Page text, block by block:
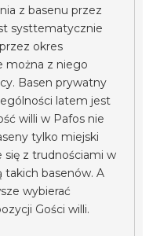
z basenu przez
systtematycznie
okres
można z niego
Basen prywatny
latem jest
willi w Pafos nie
tylko miejski
się z trudnościami w
takich basenów. A
wybierać
Gości willi.